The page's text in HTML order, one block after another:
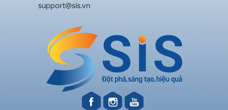
support@sis.vn